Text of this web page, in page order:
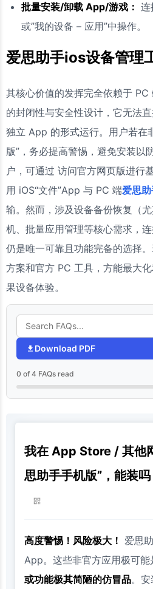
批量安装/卸载 App/游戏： 连
或”我的设备 – 应用”中操作。
爱思助手ios设备管理
其核心价值的发挥完全依赖于
的封闭性与安全性设计，它无法
独立 App 的形式运行。用户若在
版”，务必提高警惕，避免安装以
户，可通过 访问官方网页版进行
用 iOS“文件”App 与 PC 端爱思
输。然而，涉及设备备份恢复（
机、批量应用管理等核心需求，
仍是唯一可靠且功能完备的选择
方案和官方 PC 工具，方能最大
果设备体验。
Download PDF
0 of 4 FAQs read
我在 App Store / 其他
思助手手机版”，能装
高度警惕！风险极大！ 爱思
App。这些非官方应用极可能
或功能极其简陋的仿冒品。